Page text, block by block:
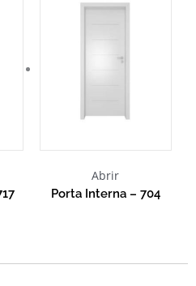
Abrir
Porta Interna – 704